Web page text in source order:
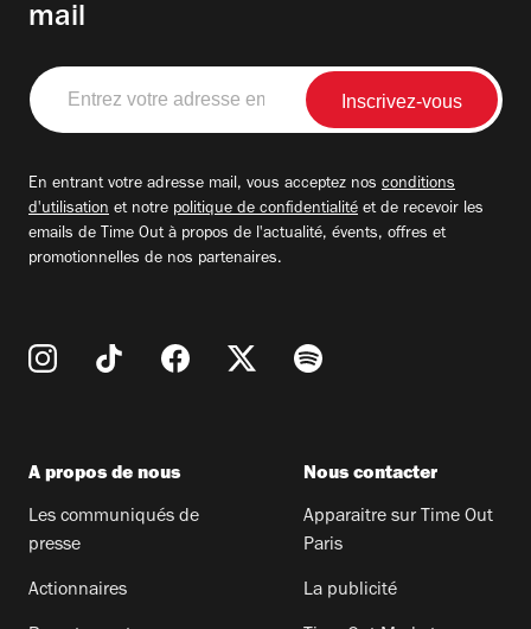
mail
Entrez
votre
adresse
En entrant votre adresse mail, vous acceptez nos conditions
d'utilisation et notre politique de confidentialité et de recevoir les
emails de Time Out à propos de l'actualité, évents, offres et
promotionnelles de nos partenaires.
A propos de nous
Les communiqués de
presse
Actionnaires
Nous contacter
Apparaitre sur Time Out
Paris
La publicité